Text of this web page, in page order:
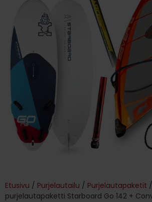
Etusivu / Purjelautailu / Purjelautapaketit
purjelautapaketti Starboard Go 142 +